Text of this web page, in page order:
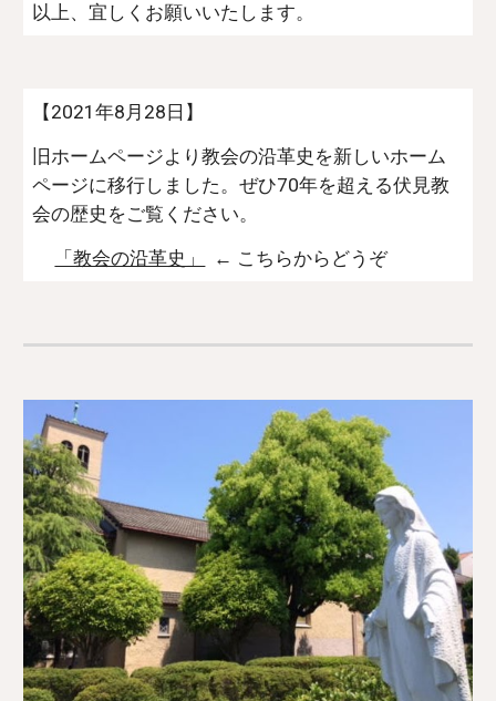
以上、宜しくお願いいたします。
【2021年8月28日】
旧ホームページより教会の沿革史を新しいホーム
ページに移行しました。ぜひ70年を超える伏見教
会の歴史をご覧ください。
「教会の沿革史」
← こちらからどうぞ